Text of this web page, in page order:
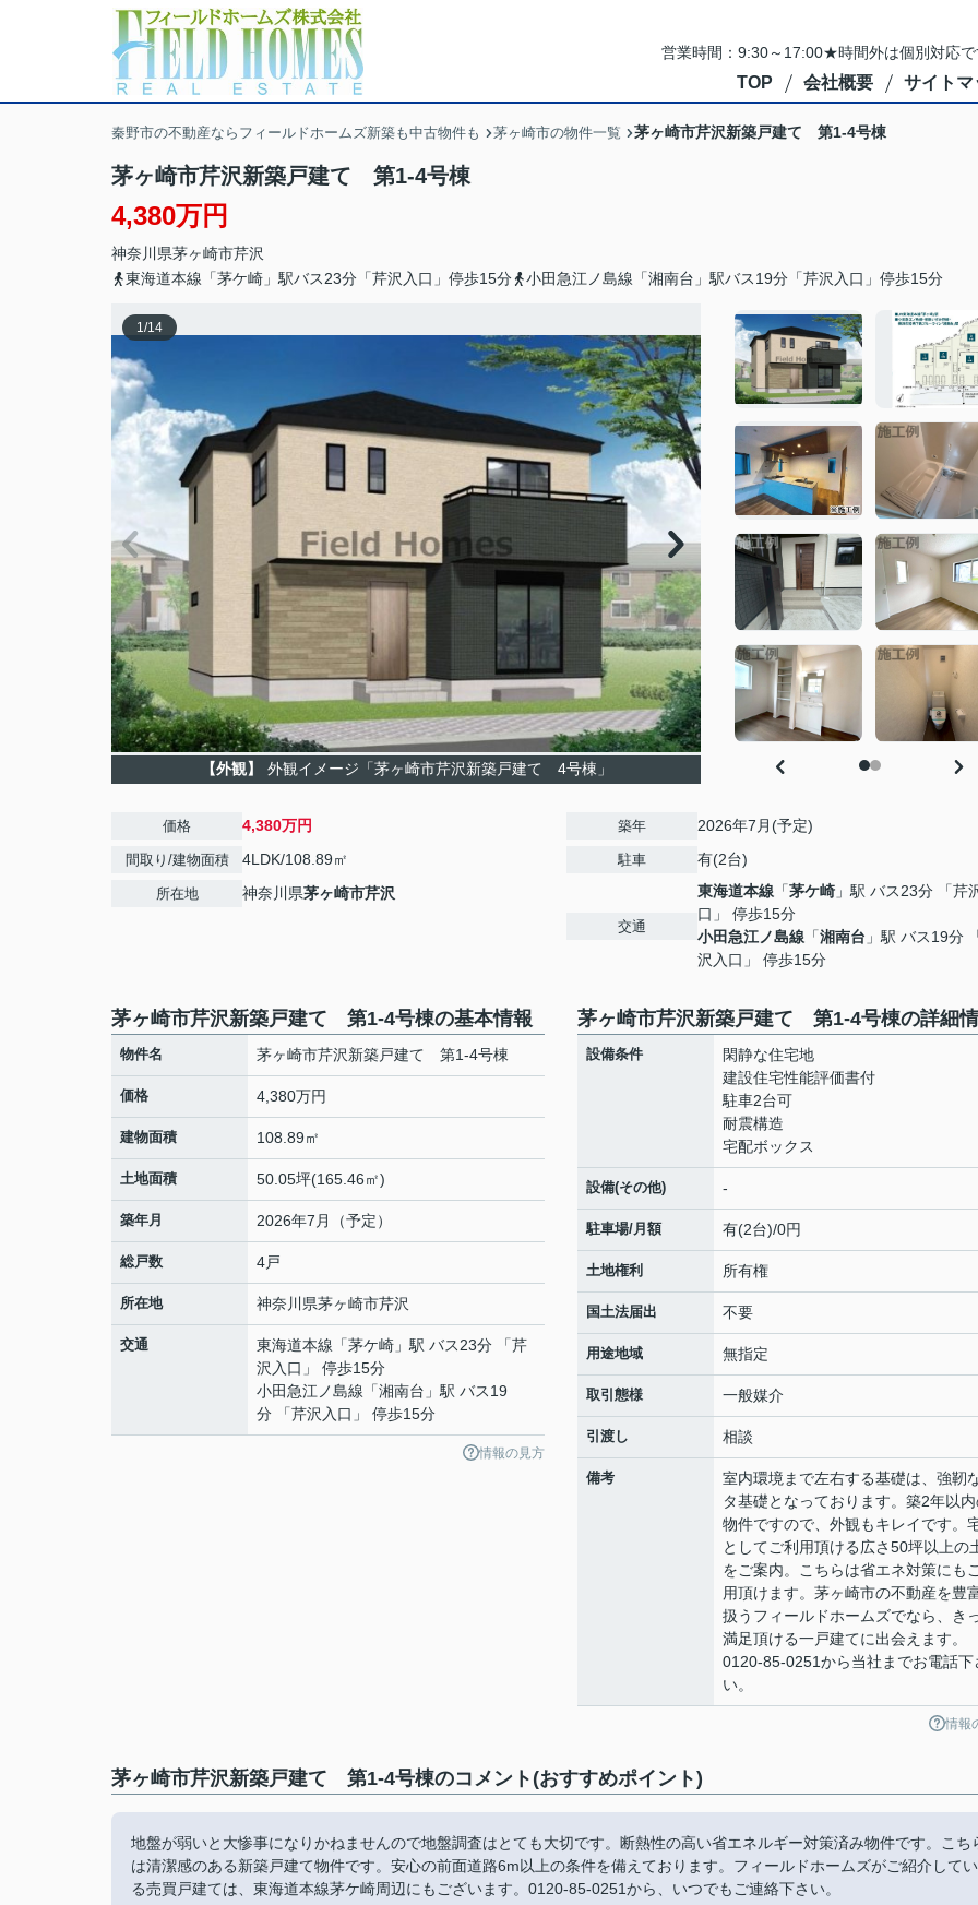
営業時間：9:30～17:00★時間外は個別対応
TOP 会社概要 サイトマ
秦野市の不動産ならフィールドホームズ新築も中古物件も 茅ヶ崎市の物件一覧 茅ヶ崎市芹沢新築戸建て 第1-4号棟
茅ヶ崎市芹沢新築戸建て 第1-4号棟
4,380万円
神奈川県茅ヶ崎市芹沢
東海道本線「茅ケ崎」駅バス23分「芹沢入口」停歩15分
小田急江ノ島線「湘南台」駅バス19分「芹沢入口」停歩15分
1/14
【外観】 外観イメージ「茅ヶ崎市芹沢新築戸建て 4号棟」
価格 4,380万円
間取り/建物面積 4LDK/108.89㎡
所在地 神奈川県茅ヶ崎市芹沢
築年 2026年7月(予定)
駐車 有(2台)
交通
東海道本線 「茅ケ崎 」駅 バス23分 「芹
口」 停歩15分
小田急江ノ島線 「湘南台 」駅 バス19分
沢入口」 停歩15分
茅ヶ崎市芹沢新築戸建て 第1-4号棟の基本情報
物件名 茅ヶ崎市芹沢新築戸建て 第1-4号棟
価格 4,380万円
建物面積 108.89㎡
土地面積 50.05坪(165.46㎡)
築年月 2026年7月（予定）
総戸数 4戸
所在地 神奈川県茅ヶ崎市芹沢
交通 東海道本線 「茅ケ崎 」駅 バス23分 「芹
沢入口」 停歩15分
小田急江ノ島線 「湘南台 」駅 バス19
分 「芹沢入口」 停歩15分
情報の見方
茅ヶ崎市芹沢新築戸建て 第1-4号棟の詳細
設備条件
閑静な住宅地
建設住宅性能評価書付
駐車2台可
耐震構造
宅配ボックス
設備(その他) -
駐車場/月額 有(2台)/0円
土地権利 所有権
国土法届出 不要
用途地域 無指定
取引態様 一般媒介
引渡し 相談
備考
室内環境まで左右する基礎は、強靭
タ基礎となっております。築2年以
物件ですので、外観もキレイです。
としてご利用頂ける広さ50坪以上の
をご案内。こちらは省エネ対策にも
用頂けます。茅ヶ崎市の不動産を豊
扱うフィールドホームズでなら、き
満足頂ける一戸建てに出会えます。
0120-85-0251から当社までお電話下
い。
情報
茅ヶ崎市芹沢新築戸建て 第1-4号棟のコメント(おすすめポイント)
地盤が弱いと大惨事になりかねませんので地盤調査はとても大切です。断熱性の高い省エネルギー対策済み物件です。こち
は清潔感のある新築戸建て物件です。安心の前面道路6m以上の条件を備えております。フィールドホームズがご紹介してい
る売買戸建ては、東海道本線茅ケ崎周辺にもございます。0120-85-0251から、いつでもご連絡下さい。